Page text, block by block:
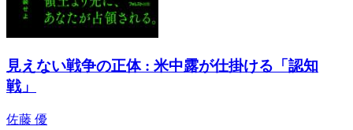
見えない戦争の正体 : 米中露が仕掛ける「認知
戦」
佐藤 優